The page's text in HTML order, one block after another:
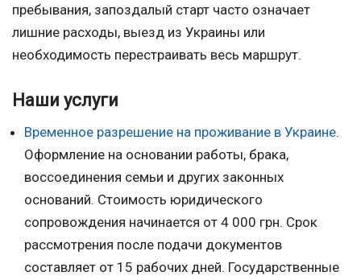
пребывания, запоздалый старт часто означает
лишние расходы, выезд из Украины или
необходимость перестраивать весь маршрут.
Наши услуги
Временное разрешение на проживание в Украине.
Оформление на основании работы, брака,
воссоединения семьи и других законных
оснований. Стоимость юридического
сопровождения начинается от 4 000 грн. Срок
рассмотрения после подачи документов
составляет от 15 рабочих дней. Государственные